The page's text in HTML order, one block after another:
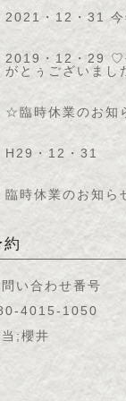
2021・12・31 今
2019・12・29 ♡
がとぅございまし
☆臨時休業のお知
H29・12・31
臨時休業のお知ら
約
い合わせ番号
4015-1050
;櫻井